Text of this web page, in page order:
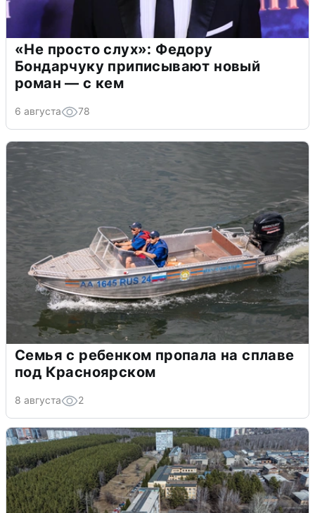
«Не просто слух»: Федору
Бондарчуку приписывают новый
роман — с кем
6 августа 78
Семья с ребенком пропала на сплаве
под Красноярском
8 августа 2